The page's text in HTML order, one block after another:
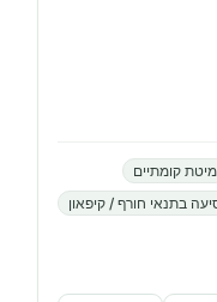
מיטת קומתיים
בתנאי חורף / קיפאון